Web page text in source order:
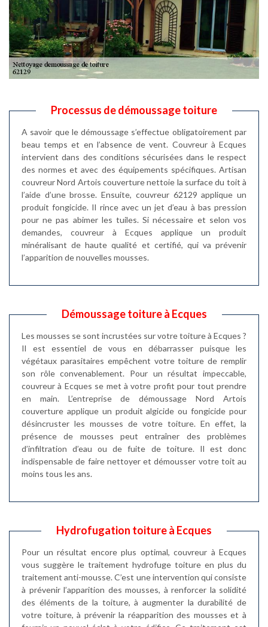
Processus de démoussage toiture
A savoir que le démoussage s’effectue obligatoirement par
beau temps et en l’absence de vent. Couvreur à Ecques
intervient dans des conditions sécurisées dans le respect
des normes et avec des équipements spécifiques. Artisan
couvreur Nord Artois couverture nettoie la surface du toit à
l’aide d’une brosse. Ensuite, couvreur 62129 applique un
produit fongicide. Il rince avec un jet d’eau à bas pression
pour ne pas abimer les tuiles. Si nécessaire et selon vos
demandes, couvreur à Ecques applique un produit
minéralisant de haute qualité et certifié, qui va prévenir
l’apparition de nouvelles mousses.
Démoussage toiture à Ecques
Les mousses se sont incrustées sur votre toiture à Ecques ?
Il est essentiel de vous en débarrasser puisque les
végétaux parasitaires empêchent votre toiture de remplir
son rôle convenablement. Pour un résultat impeccable,
couvreur à Ecques se met à votre profit pour tout prendre
en main. L’entreprise de démoussage Nord Artois
couverture applique un produit algicide ou fongicide pour
désincruster les mousses de votre toiture. En effet, la
présence de mousses peut entraîner des problèmes
d’infiltration d’eau ou de fuite de toiture. Il est donc
indispensable de faire nettoyer et démousser votre toit au
moins tous les ans.
Hydrofugation toiture à Ecques
Pour un résultat encore plus optimal, couvreur à Ecques
vous suggère le traitement hydrofuge toiture en plus du
traitement anti-mousse. C’est une intervention qui consiste
à prévenir l’apparition des mousses, à renforcer la solidité
des éléments de la toiture, à augmenter la durabilité de
votre toiture, à prévenir la réapparition des mousses et à